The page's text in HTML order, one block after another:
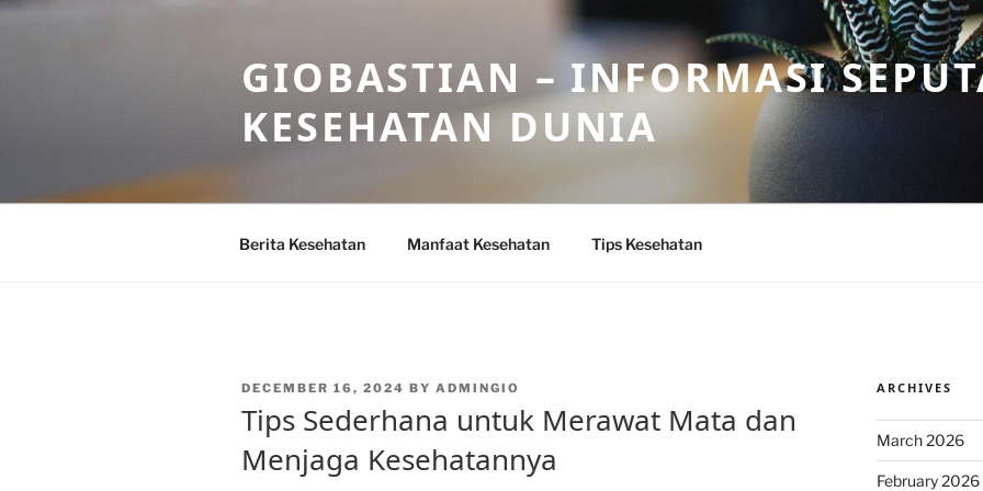
Skip
GIOBASTIAN – INFORMASI
KESEHATAN DUNIA
Berita Kesehatan Manfaat Kesehatan Tips Kesehatan
POSTED
DECEMBER 16, 2024 BY ADMINGIO
Tips Sederhana untuk Merawat Mata dan
Menjaga Kesehatannya
ARCHIVES
March 2026
February 2026